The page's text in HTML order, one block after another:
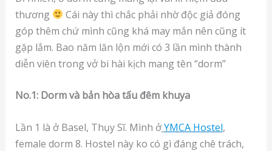
thương
Cái này thì chắc phải nhờ độc giả đóng
góp thêm chứ mình cũng khá may mắn nên cũng ít
gặp lắm. Bao năm lăn lộn mới có 3 lần mình thành
diễn viên trong vở bi hài kịch mang tên “dorm”
No.1: Dorm và bản hòa tấu đêm khuya
Lần 1 là ở Basel, Thụy Sĩ. Mình ởYMCA Hostel,
female dorm 8. Hostel này ko có gì đáng chê trách,